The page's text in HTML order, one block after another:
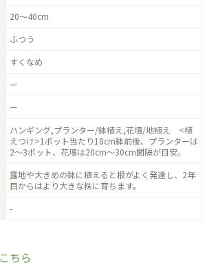
20〜40cm
ふつう
すくなめ
ー
ー
ハンギング,プランター/鉢植え,花壇/地植え <植
えつけ>1ポット当たり18cm鉢前後、プランターは
2〜3ポット、花壇は20cm〜30cm間隔が目安。
露地や大きめの鉢に植えると根がよく発達し、2年
目からはより大きな株に育ちます。
-
こちら